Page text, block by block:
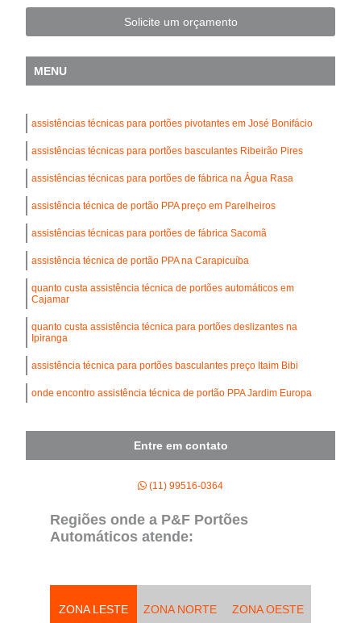
Solicite um orçamento
MENU
assistências técnicas para portões pivotantes em José Bonifácio
assistências técnicas para portões basculantes Ribeirão Pires
assistências técnicas para portões de fábrica na Água Rasa
assistência técnica de portão PPA preço em Parelheiros
assistências técnicas para portões de fábrica Sacomã
assistência técnica de portão PPA na Carapicuíba
quanto custa assistência técnica de portões automáticos em
Cajamar
quanto custa assistência técnica para portões deslizantes na
Ipiranga
assistência técnica para portões basculantes preço Itaim Bibi
onde encontro assistência técnica de portão PPA Jardim Europa
Entre em contato
(11) 99516-0364
Regiões onde a P&F Portões
Automáticos atende:
ZONA LESTE ZONA NORTE ZONA OESTE